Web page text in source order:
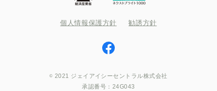
個人情報保護方針 勧誘方針
2021 ジェイアイシーセントラル株式会社
承認番号：24G043